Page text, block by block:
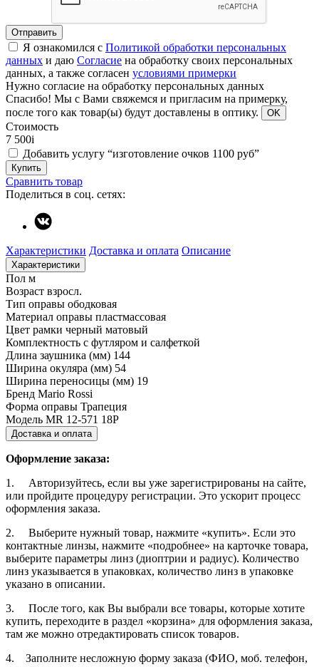
Отправить
Я ознакомился с Политикой обработки персональных
данных и даю Согласие на обработку своих персональных
данных, а также согласен условиями примерки
Нужно согласие на обработку персональных данных
Спасибо! Мы с Вами свяжемся и пригласим на примерку,
после того как товар(ы) будут доставлены в оптику.
OK
Стоимость
7 500i
Добавить услугу “изготовление очков 1100 руб”
Купить
Сравнить товар
Поделиться в соц. сетях:
Характеристики Доставка и оплата Описание
Характеристики
Пол м
Возраст взросл.
Тип оправы ободковая
Материал оправы пластмассовая
Цвет рамки черный матовый
Комплектность с футляром и салфеткой
Длина заушника (мм) 144
Ширина окуляра (мм) 54
Ширина переносицы (мм) 19
Бренд Mario Rossi
Форма оправы Трапеция
Модель MR 12-571 18Р
Доставка и оплата
Оформление заказа:
1. Авторизуйтесь, если вы уже зарегистрированы на сайте,
или пройдите процедуру регистрации. Это ускорит процесс
оформления заказа.
2. Выберите нужный товар, нажмите «купить». Если это
контактные линзы, нажмите «подробнее» на карточке товара,
выберите параметры линз (диоптрии и радиус). Количество
линз указывается в упаковках, количество линз в упаковке
указано в описании.
3. После того, как Вы выбрали все товары, которые хотите
купить, переходите в раздел «корзина» для оформления заказа,
там же можно отредактировать список товаров.
4. Заполните несложную форму заказа (ФИО, моб. телефон,